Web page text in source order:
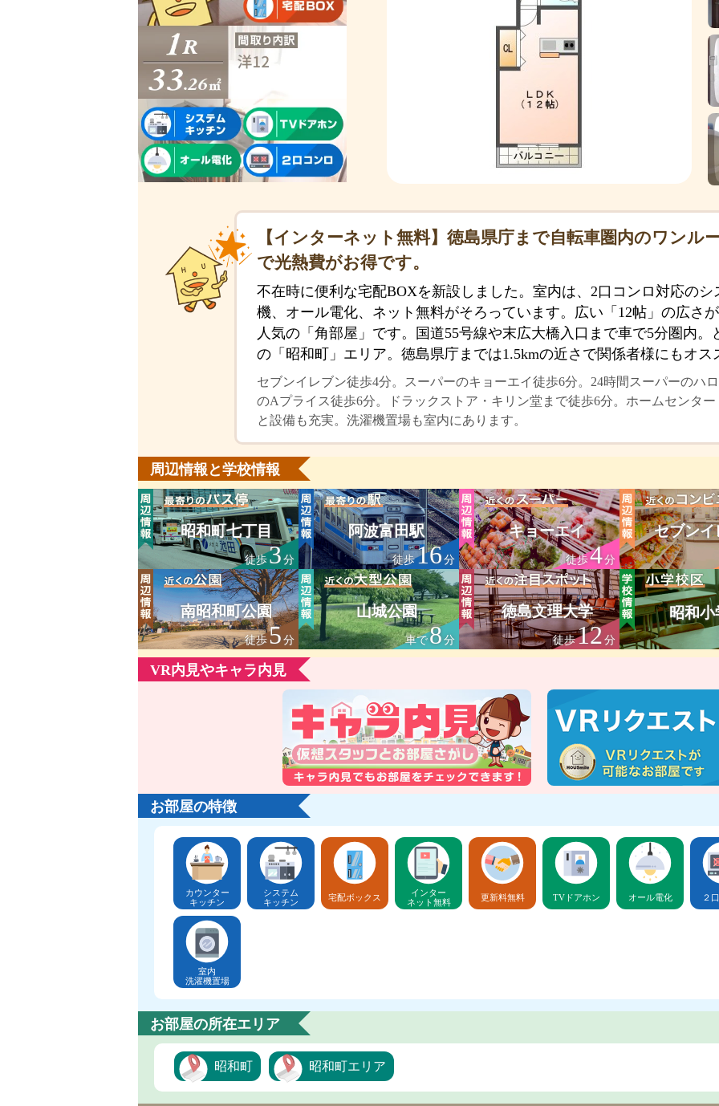
【インターネット無料】徳島県庁まで自転車圏内のワンル
で光熱費がお得です。
不在時に便利な宅配BOXを新設しました。室内は、2口コンロ対応の
機、オール電化、ネット無料がそろっています。広い「12帖」の広さ
人気の「角部屋」です。国道55号線や末広大橋入口まで車で5分圏内
の「昭和町」エリア。徳島県庁までは1.5kmの近さで関係者様にもオス
セブンイレブン徒歩4分。スーパーのキョーエイ徒歩6分。24時間スーパーのハ
のAプライス徒歩6分。ドラックストア・キリン堂まで徒歩6分。ホームセンタ
と設備も充実。洗濯機置場も室内にあります。
周辺情報と学校情報
昭和町七丁目
徒歩3分
阿波富田駅
徒歩16分
キョーエイ
徒歩4分
セブンイ
南昭和町公園
徒歩5分
山城公園
車で8分
徳島文理大学
徒歩12分
昭和小
VR内見やキャラ内見
お部屋の特徴
カウンター
キッチン
システム
キッチン
宅配ボックス
インター
ネット無料
更新料無料 TVドアホン オール電化 ２
室内
洗濯機置場
お部屋の所在エリア
昭和町 昭和町エリア